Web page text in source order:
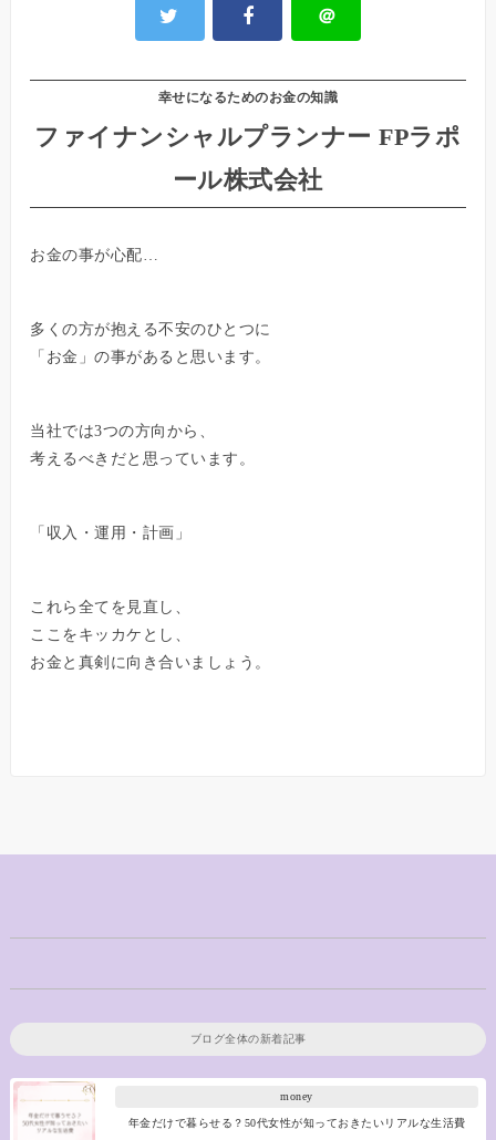
＠
幸せになるためのお金の知識
ファイナンシャルプランナー FPラポ
ール株式会社
お金の事が心配…
多くの方が抱える不安のひとつに
「お金」の事があると思います。
当社では3つの方向から、
考えるべきだと思っています。
「収入・運用・計画」
これら全てを見直し、
ここをキッカケとし、
お金と真剣に向き合いましょう。
ブログ全体の新着記事
money
年金だけで暮らせる？50代女性が知っておきたいリアルな生活費